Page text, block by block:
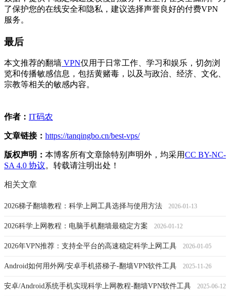
了保护您的在线安全和隐私，建议选择声誉良好的付费VPN
服务。
最后
本文推荐的翻墙 VPN仅用于日常工作、学习和娱乐，切勿浏
览和传播敏感信息，包括黄赌毒，以及与政治、经济、文化、
宗教等相关的敏感内容。
作者： IT码农
文章链接： https://tanqingbo.cn/best-vps/
版权声明： 本博客所有文章除特别声明外，均采用CC BY-NC-
SA 4.0 协议。转载请注明出处！
相关文章
2026梯子翻墙教程：科学上网工具选择与使用方法 2026-01-13
2026科学上网教程：电脑手机翻墙最稳定方案 2026-01-12
2026年VPN推荐：支持全平台的高速稳定科学上网工具 2026-01-05
Android如何用外网/安卓手机搭梯子-翻墙VPN软件工具 2025-11-26
安卓/Android系统手机实现科学上网教程-翻墙VPN软件工具 2025-06-12